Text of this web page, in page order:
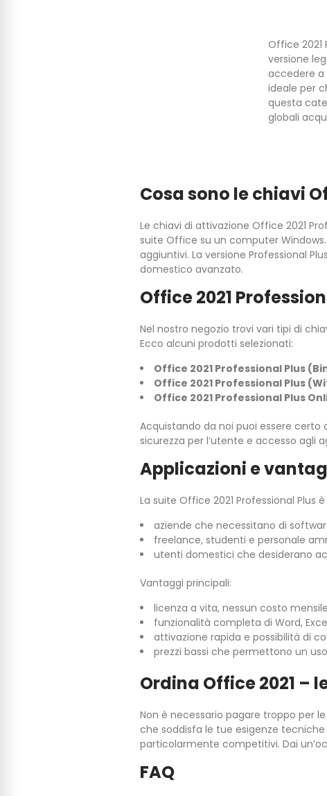
Office
versione
accedere a
ideale per
questa
globali
Cosa sono le chiavi
Le chiavi di attivazione Office 2021
suite Office su un computer
aggiuntivi. La versione Professional
domestico avanzato.
Office 2021
Nel nostro negozio trovi vari tipi di
Ecco alcuni prodotti selezionati:
Office 2021 Professional Plus
Office 2021 Professional Plus
Office 2021 Professional Plus
Acquistando da noi puoi essere
sicurezza per l’utente e accesso agli
Applicazioni e
La suite Office 2021 Professional Plus
aziende che necessitano di
freelance, studenti e personale
utenti domestici che desiderano
Vantaggi principali:
licenza a vita, nessun costo
funzionalità completa di Word,
attivazione rapida e possibilità di
prezzi bassi che permettono un
Ordina Office 2021 –
Non è necessario pagare troppo per
che soddisfa le tue esigenze
particolarmente competitivi. Dai
FAQ